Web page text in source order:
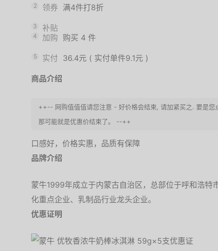
2 领券 满4件打8折
3 补贴
4 加购 购买 4 件
5 实付 36.4元 ( 实付单件9.1元 )
商品介绍
++-- 网购值值值请您注意 - 好价格会结束, 请加紧买之. 要是您
那可能就是优惠价结束了。 --++
口感好，价格实惠，品质有保障
品牌介绍
蒙牛1999年成立于内蒙古自治区，总部位于呼和浩特
化重点企业、乳制品行业龙头企业。
优惠证明